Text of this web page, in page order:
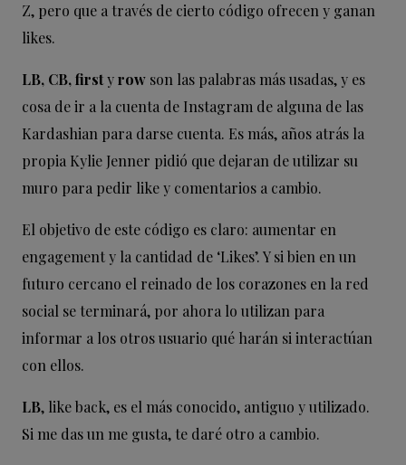
Z, pero que a través de cierto código ofrecen y ganan
likes.
LB, CB, firstyrow son las palabras más usadas, y es
cosa de ir a la cuenta de Instagram de alguna de las
Kardashian para darse cuenta. Es más, años atrás la
propia Kylie Jenner pidió que dejaran de utilizar su
muro para pedir like y comentarios a cambio.
El objetivo de este código es claro: aumentar en
engagement y la cantidad de ‘Likes’. Y si bien en un
futuro cercano el reinado de los corazones en la red
social se terminará, por ahora lo utilizan para
informar a los otros usuario qué harán si interactúan
con ellos.
LB, like back, es el más conocido, antiguo y utilizado.
Si me das un me gusta, te daré otro a cambio.